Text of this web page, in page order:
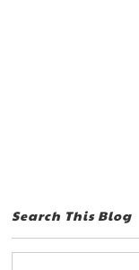
Search This Blog